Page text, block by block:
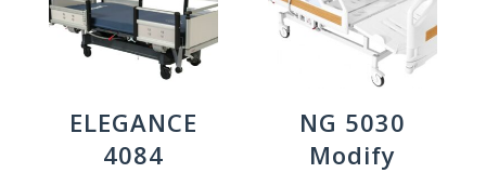
ELEGANCE
4084
NG 5030
Modify